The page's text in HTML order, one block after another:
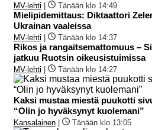
MV-lehti Tänään klo 14:49
Mielipidemittaus: Diktaattori
Ukrainan vaaleissa
MV-lehti Tänään klo 14:37
Rikos ja rangaitsemattomuus –
jatkuu Ruotsin oikeusistuimissa
MV-lehti Tänään klo 14:27
Kaksi mustaa miestä puukotti
“Olin jo hyväksynyt kuolemani”
Kansalainen Tänään klo 13:05